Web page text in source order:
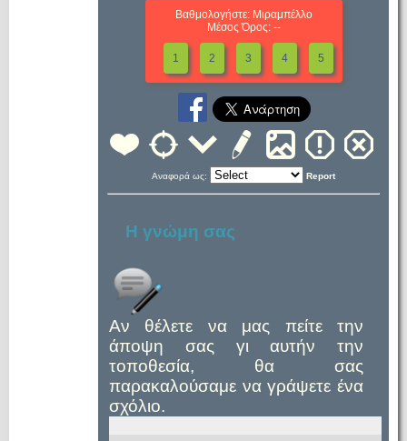
Βαθμολογήστε: Μιραμπέλλο
Μέσος Όρος: --
1 2 3 4 5
Αναφορά ως: Report
Η γνώμη σας
Αν θέλετε να μας πείτε την
άποψη σας γι αυτήν την
τοποθεσία, θα σας
παρακαλούσαμε να γράψετε ένα
σχόλιο.